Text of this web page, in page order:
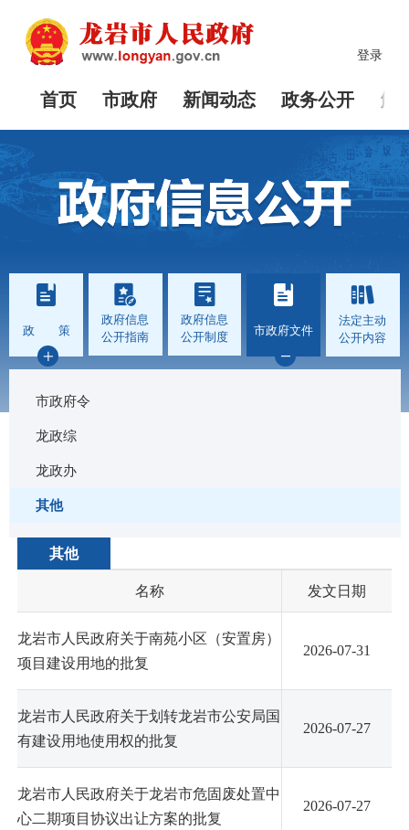
登录
首页 市政府 新闻动态 政务公开 解
政 策
政府信息
公开指南
政府信息
公开制度
市政府文件
市政府令
龙政综
龙政办
其他
法定主动
公开内容
其他
名称 发文日期
龙岩市人民政府关于南苑小区（安置房）
项目建设用地的批复
2026-07-31
龙岩市人民政府关于划转龙岩市公安局国
有建设用地使用权的批复
2026-07-27
龙岩市人民政府关于龙岩市危固废处置中
心二期项目协议出让方案的批复
2026-07-27